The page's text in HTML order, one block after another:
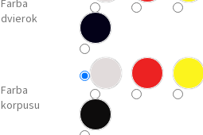
Farba
dvierok
Farba
korpusu